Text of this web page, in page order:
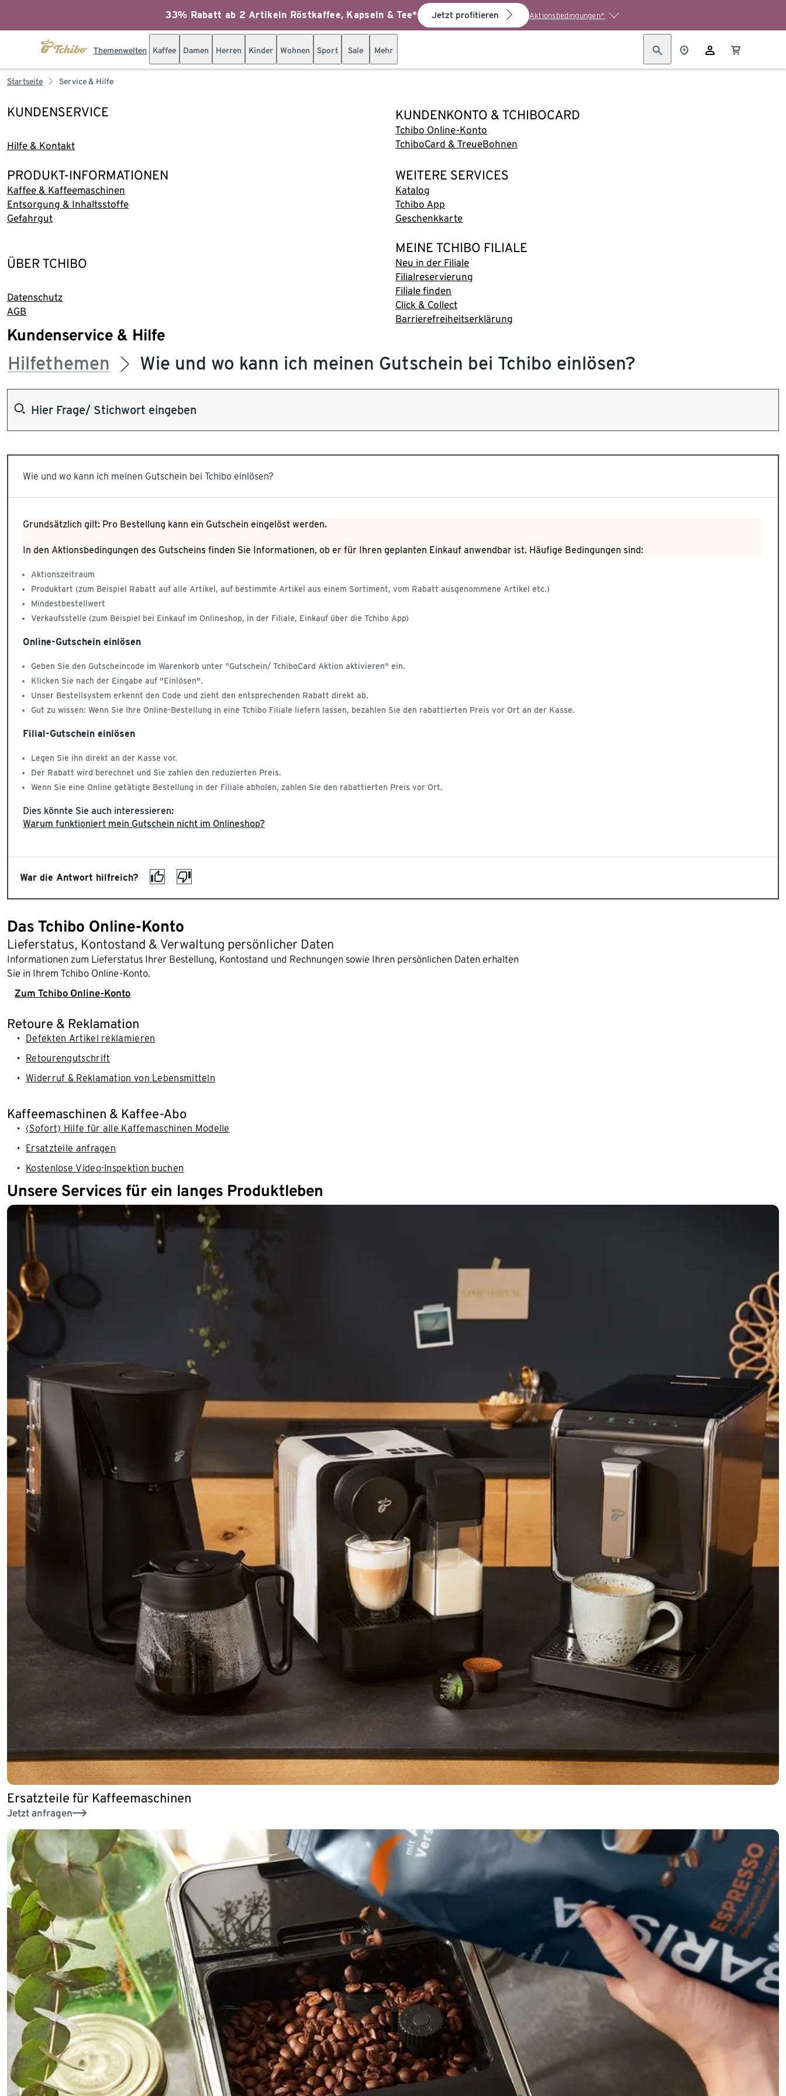
33% Rabatt ab 2 Artikeln Röstkaffee, Kapseln & Tee* Jetzt profitieren Aktionsbedingungen*
Themenwelten Kaffee Damen Herren Kinder Wohnen Sport Sale Mehr
Startseite Service & Hilfe
KUNDENSERVICE
Hilfe & Kontakt
KUNDENKONTO & TCHIBOCARD
Tchibo Online-Konto
TchiboCard & TreueBohnen
PRODUKT-INFORMATIONEN
Kaffee & Kaffeemaschinen
Entsorgung & Inhaltsstoffe
Gefahrgut
WEITERE SERVICES
Katalog
Tchibo App
Geschenkkarte
ÜBER TCHIBO
Datenschutz
AGB
MEINE TCHIBO FILIALE
Neu in der Filiale
Filialreservierung
Filiale finden
Click & Collect
Barrierefreiheitserklärung
Kundenservice & Hilfe
Hilfethemen Wie und wo kann ich meinen Gutschein bei Tchibo einlösen?
Wie und wo kann ich meinen Gutschein bei Tchibo einlösen?
Grundsätzlich gilt: Pro Bestellung kann ein Gutschein eingelöst werden.
In den Aktionsbedingungen des Gutscheins finden Sie Informationen, ob er für Ihren geplanten Einkauf anwendbar ist. Häufige Bedingungen sind:
Aktionszeitraum
Produktart (zum Beispiel Rabatt auf alle Artikel, auf bestimmte Artikel aus einem Sortiment, vom Rabatt ausgenommene Artikel etc.)
Mindestbestellwert
Verkaufsstelle (zum Beispiel bei Einkauf im Onlineshop, in der Filiale, Einkauf über die Tchibo App)
Online-Gutschein einlösen
Geben Sie den Gutscheincode im Warenkorb unter "Gutschein/ TchiboCard Aktion aktivieren" ein.
Klicken Sie nach der Eingabe auf "Einlösen".
Unser Bestellsystem erkennt den Code und zieht den entsprechenden Rabatt direkt ab.
Gut zu wissen: Wenn Sie Ihre Online-Bestellung in eine Tchibo Filiale liefern lassen, bezahlen Sie den rabattierten Preis vor Ort an der Kasse.
Filial-Gutschein einlösen
Legen Sie ihn direkt an der Kasse vor.
Der Rabatt wird berechnet und Sie zahlen den reduzierten Preis.
Wenn Sie eine Online getätigte Bestellung in der Filiale abholen, zahlen Sie den rabattierten Preis vor Ort.
Dies könnte Sie auch interessieren:
Warum funktioniert mein Gutschein nicht im Onlineshop?
War die Antwort hilfreich?
Das Tchibo Online-Konto
Lieferstatus, Kontostand & Verwaltung persönlicher Daten
Informationen zum Lieferstatus Ihrer Bestellung, Kontostand und Rechnungen sowie Ihren persönlichen Daten erhalten
Sie in Ihrem Tchibo Online-Konto.
Zum Tchibo Online-Konto
Retoure & Reklamation
Defekten Artikel reklamieren
Retourengutschrift
Widerruf & Reklamation von Lebensmitteln
Kaffeemaschinen & Kaffee-Abo
(Sofort) Hilfe für alle Kaffemaschinen Modelle
Ersatzteile anfragen
Kostenlose Video-Inspektion buchen
Unsere Services für ein langes Produktleben
Ersatzteile für Kaffeemaschinen
Jetzt anfragen